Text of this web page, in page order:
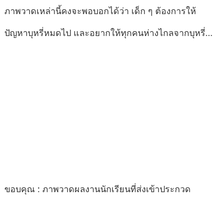
ภาพวาดเหล่านี้คงจะพอบอกได้ว่า เด็ก ๆ ต้องการให้
ปัญหาบุหรี่หมดไป และอยากให้ทุกคนห่างไกลจากบุหรี่...
ขอบคุณ : ภาพวาดผลงานนักเรียนที่ส่งเข้าประกวด